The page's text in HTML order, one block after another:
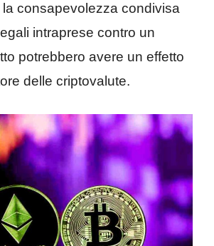
consapevolezza condivisa
intraprese contro un
potrebbero avere un effetto
delle criptovalute.